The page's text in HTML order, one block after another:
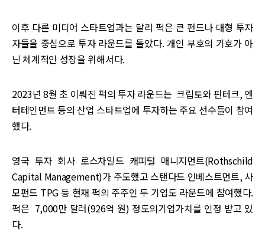
이후 다른 미디어 스타트업과는 달리 퍽은 큰 펀드나 대형 투자
자들을 중심으로 투자 라운드를 돌았다. 개인 부호의 기호가 아
닌 체계적인 성장을 위해서다.
2023년 8월 초 이뤄진 퍽의 투자 라운드는 크립토와 핀테크, 엔
터테인먼트 등의 산업 스타트업에 투자하는 주요 선수들이 참여
했다.
영국 투자 회사 로스차일드 캐피털 매니지먼트(Rothschild
Capital Management)가 주도했고 스탠다드 인베스트먼트, 사
모펀드 TPG 등 현재 퍽의 주주인 두 기업도 라운드에 참여했다.
퍽은 7,000만 달러(926억 원) 정도의기업가치를 인정 받고 있
다.